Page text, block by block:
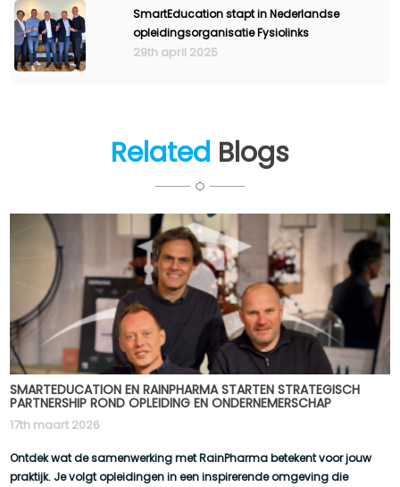
SmartEducation stapt in Nederlandse
opleidingsorganisatie Fysiolinks
29th april 2025
Related Blogs
SMARTEDUCATION EN RAINPHARMA STARTEN STRATEGISCH
PARTNERSHIP ROND OPLEIDING EN ONDERNEMERSCHAP
17th maart 2026
Ontdek wat de samenwerking met RainPharma betekent voor jouw
praktijk. Je volgt opleidingen in een inspirerende omgeving die